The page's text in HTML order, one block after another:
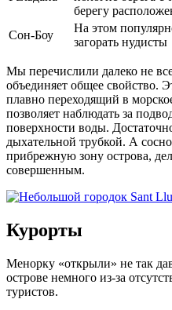
берегу
Сон-Боу
На этом
загорать нудисты
Мы перечислили далеко не
объединяет общее свойство.
плавно переходящий в
позволяет наблюдать за
поверхности воды.
дыхательной трубкой. А
прибрежную зону острова,
совершенным.
Курорты
Менорку «открыли» не так
острове немного из-за
туристов.